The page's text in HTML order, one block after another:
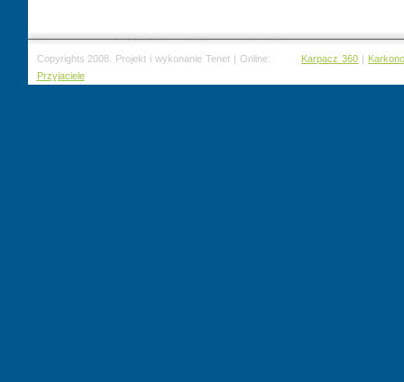
Copyrights 2008. Projekt i wykonanie Tenet | Online: Karpacz 360 |
Przyjaciele